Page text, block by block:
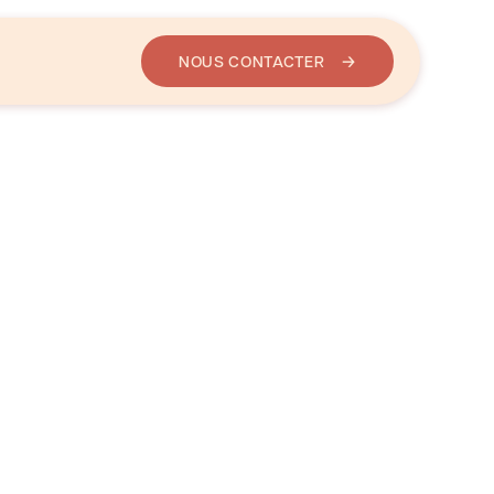
NOUS CONTACTER